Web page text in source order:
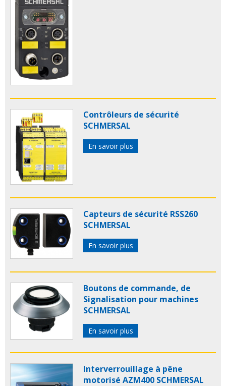
Contrôleurs de sécurité
SCHMERSAL
En savoir plus
Capteurs de sécurité RSS260
SCHMERSAL
En savoir plus
Boutons de commande, de
Signalisation pour machines
SCHMERSAL
En savoir plus
Interverrouillage à pêne
motorisé AZM400 SCHMERSAL